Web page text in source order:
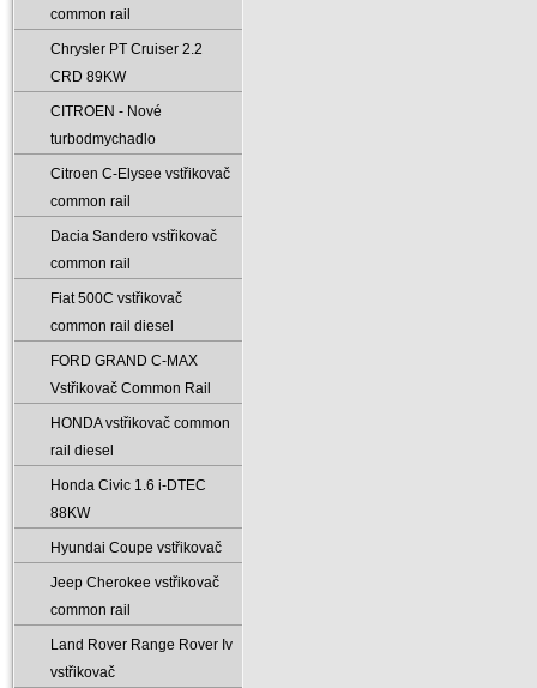
common rail
Chrysler PT Cruiser 2.2
CRD 89KW
CITROEN - Nové
turbodmychadlo
Citroen C-Elysee vstřikovač
common rail
Dacia Sandero vstřikovač
common rail
Fiat 500C vstřikovač
common rail diesel
FORD GRAND C-MAX
Vstřikovač Common Rail
HONDA vstřikovač common
rail diesel
Honda Civic 1.6 i-DTEC
88KW
Hyundai Coupe vstřikovač
Jeep Cherokee vstřikovač
common rail
Land Rover Range Rover Iv
vstřikovač